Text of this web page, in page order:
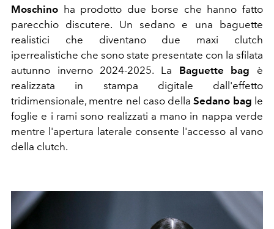
Moschino ha prodotto due borse che hanno fatto
parecchio discutere. Un sedano e una baguette
realistici che diventano due maxi clutch
iperrealistiche che sono state presentate con la sfilata
autunno inverno 2024-2025. La Baguette bag è
realizzata in stampa digitale dall'effetto
tridimensionale, mentre nel caso dellaSedano bag le
foglie e i rami sono realizzati a mano in nappa verde
mentre l'apertura laterale consente l'accesso al vano
della clutch.